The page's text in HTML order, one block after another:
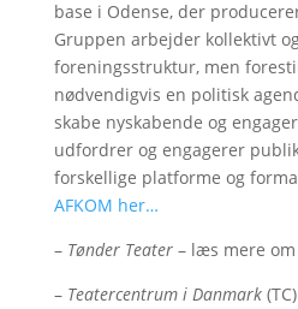
base i Odense, der
Gruppen arbejder kollektivt
foreningsstruktur, men
nødvendigvis en politisk
skabe nyskabende og
udfordrer og engagerer
forskellige platforme og
AFKOM her…
– Tønder Teater – læs mere
– Teatercentrum i Danmark